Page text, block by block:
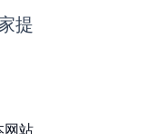
提
网站